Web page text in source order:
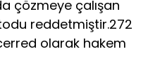
çözmeye çalışan
reddetmiştir.272
olarak hakem